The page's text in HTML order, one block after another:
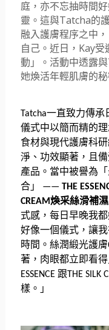
庭， 亦不忘抽時間
靈。這與Tatcha的
融入護膚程序之中，
自己。近日， Kay受
動」。活動中透露與
她煥活年輕肌膚的秘
Tatcha一直致力傳承
儀式中以簡而精的理
食材與現代護膚科
淨、功效顯著， 且
產品。當中被譽為
合」
—— THE
CREAM煥采絲滑補
式感， 每日早晚我
好像一個儀式，讓
時間。 絲潤緞光護膚
著， 肉眼都立即看
ESSENCE 跟THE SILK
樣。」